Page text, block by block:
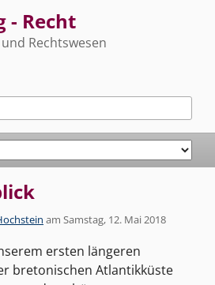
- Recht
Rechtswesen
am Samstag, 12. Mai 2018
ersten längeren
bretonischen Atlantikküste